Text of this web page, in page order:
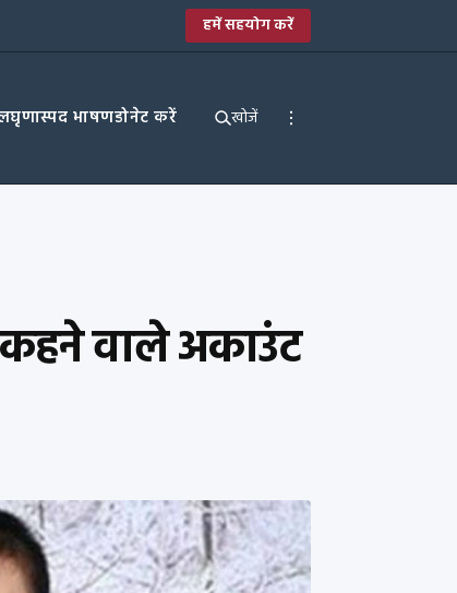
हमें सहयोग करें
घृणास्पद भाषणडोनेट करें खोजें
कहने वाले अकाउंट